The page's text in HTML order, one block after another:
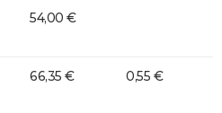
54,00 €
66,35 € 0,55 €